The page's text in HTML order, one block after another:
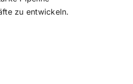
zu entwickeln.
warum sind wir